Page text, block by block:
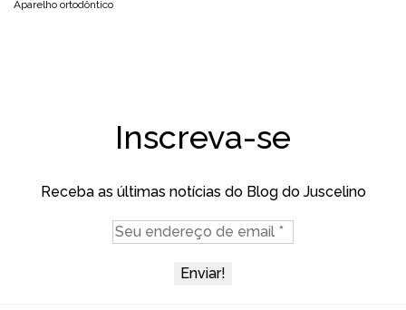
Aparelho ortodôntico
Inscreva-se
Receba as últimas notícias do Blog do Juscelino